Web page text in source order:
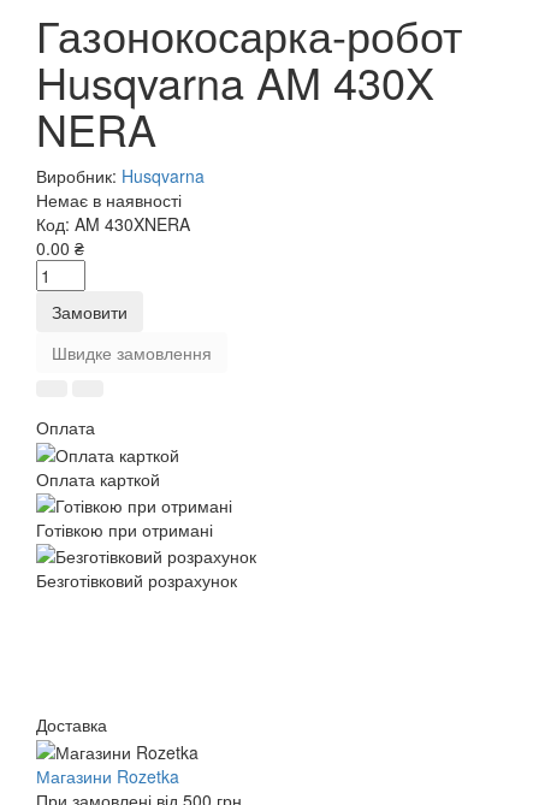
Газонокосарка-робот
Husqvarna AM 430X
NERA
Виробник: Husqvarna
Немає в наявності
Код: AM 430XNERA
0.00 ₴
Замовити
Швидке замовлення
Оплата
Оплата карткой
Готівкою при отримані
Безготівковий розрахунок
Доставка
Магазини Rozetka
При замовлені від 500 грн